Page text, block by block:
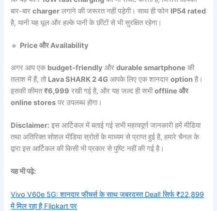
बार-बारcharger लगाने की जरूरत नहीं पड़ेगी। साथ ही फोन IP54 rated
है, यानी यह धूल और हल्के पानी के छींटों से भी सुरक्षित रहेगा।
🔹 Price और Availability
अगर आप एक budget-friendly औरdurable smartphone की
तलाश में हैं, तो Lava SHARK 2 4G आपके लिए एक शानदारoption है।
इसकी कीमत₹6,999 रखी गई है, और यह जल्द ही सभीoffline और
online stores पर उपलब्ध होगा।
Disclaimer: इस आर्टिकल में बताई गई सभी महत्वपूर्ण जानकारी हमें मीडिया
तथा अतिरिक्त सोशल मीडिया स्रोतों के माध्यम से प्राप्त हुई है, हमारे चैनल के
द्वारा इस आर्टिकल की किसी भी प्रकार से पुष्टि नहीं की गई है।
यह भी पढ़े:
Vivo V60e 5G: शानदार फीचर्स के साथ जबरदस्त Deal! सिर्फ ₹22,899
में मिल रहा है Flipkart पर